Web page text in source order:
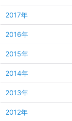
2017年
2016年
2015年
2014年
2013年
2012年